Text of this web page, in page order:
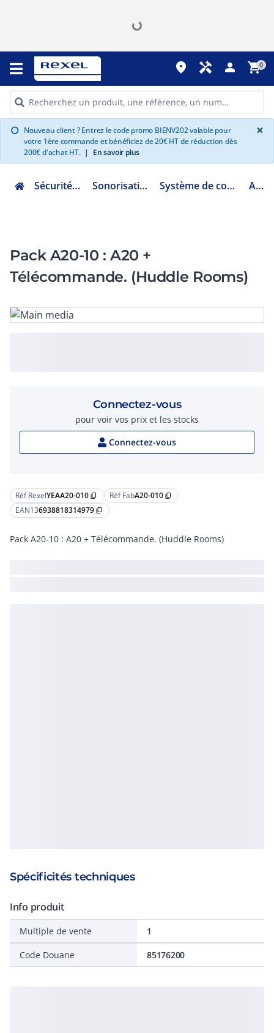
place handyman person shopping_cart0
info Nouveau client ? Entrez le code promo BIENV202 valable pour
votre 1ère commande et bénéficiez de 20€ HT de réduction dès
200€ d'achat HT. | En savoir plus
×
Sécurité et communication Sonorisation et visioconférence Système de conférence et visioconférence A20-010
Pack A20-10 : A20 +
Télécommande. (Huddle Rooms)
Réf RexelYEAA20-010 content_copy Réf FabA20-010 content_copy
EAN136938818314979 content_copy
Pack A20-10 : A20 + Télécommande. (Huddle Rooms)
Connectez-vous
pour voir vos prix et les stocks
Connectez-vous
Spécificités techniques
Info produit
Multiple de vente 1
Code Douane 85176200